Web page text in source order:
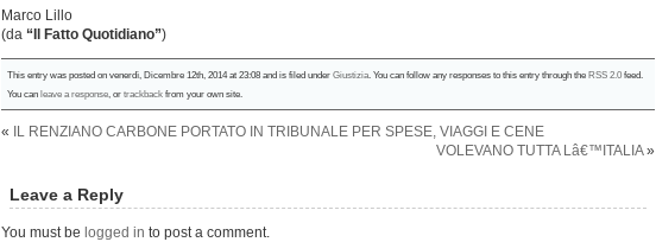
Marco Lillo
(da “Il Fatto Quotidiano”)
This entry was posted on venerdì, Dicembre 12th, 2014 at 23:08 and is filed under Giustizia . You can follow any responses to this entry through the RSS 2.0 feed.
You can leave a response , or trackback from your own site.
«
IL RENZIANO CARBONE PORTATO IN TRIBUNALE PER SPESE, VIAGGI E CENE
VOLEVANO TUTTA Lâ€™ITALIA»
Leave a Reply
You must be logged in to post a comment.